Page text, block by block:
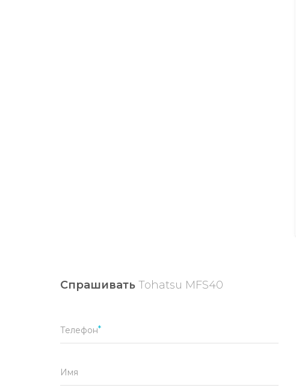
Спрашивать Tohatsu MFS40
Телефон
Имя